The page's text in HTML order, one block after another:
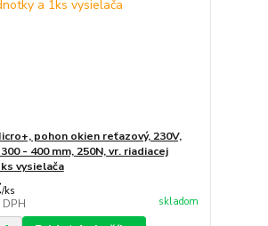
pohon okien reťazový, 230V,
- 400 mm, 250N, vr. riadiacej
vysielača
/ks
skladom